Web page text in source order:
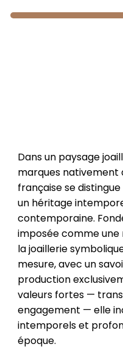
Dans un paysage
marques nativement
française se
un héritage
contemporaine.
imposée comme
la joaillerie
mesure, avec un
production
valeurs fortes —
engagement — elle
intemporels et
époque.